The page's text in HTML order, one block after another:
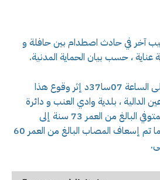
في حادث اصطدام بين حافلة و
عناية ، حسب بيان الحماية المدنية.
و تدخلت ذات المصالح على الساعة 07سا37د إثر وقوع هذا
الدالية ، بلدية وادي العنب و دائرة
شطايبي ، أين تم تحويل المتوفي البالغ من العمر 73 سنة إلى
مصلحة حفظ الجثث ، فيما تم إسعاف المصاب البالغ من العمر 60